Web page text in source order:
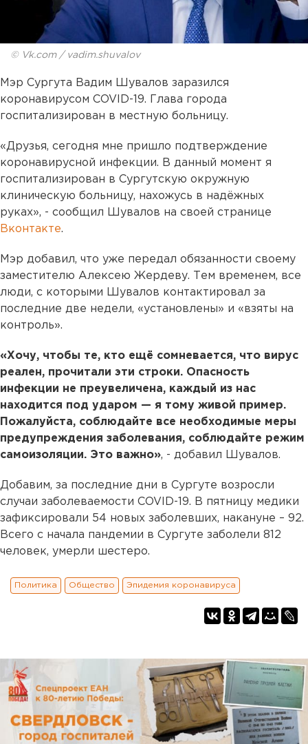
© Vk.com / vadim.shuvalov
Мэр Сургута Вадим Шувалов заразился
коронавирусом COVID-19. Глава города
госпитализирован в местную больницу.
«Друзья, сегодня мне пришло подтверждение
коронавирусной инфекции. В данный момент я
госпитализирован в Сургутскую окружную
клиническую больницу, нахожусь в надёжных
руках», - сообщил Шувалов на своей странице
Вконтакте.
Мэр добавил, что уже передал обязанности своему
заместителю Алексею Жердеву. Тем временем, все
люди, с которыми Шувалов контактировал за
последние две недели, «установлены» и «взяты на
контроль».
«Хочу, чтобы те, кто ещё сомневается, что вирус
реален, прочитали эти строки. Опасность
инфекции не преувеличена, каждый из нас
находится под ударом — я тому живой пример.
Пожалуйста, соблюдайте все необходимые меры
предупреждения заболевания, соблюдайте режим
самоизоляции. Это важно», - добавил Шувалов.
Добавим, за последние дни в Сургуте возросли
случаи заболеваемости COVID-19. В пятницу медики
зафиксировали 54 новых заболевших, накануне – 92.
Всего с начала пандемии в Сургуте заболели 812
человек, умерли шестеро.
Политика Общество Эпидемия коронавируса